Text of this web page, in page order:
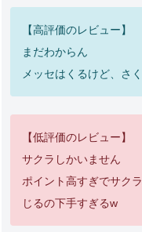
【高評価のレビュー】
まだわからん
メッセはくるけど、さ
【低評価のレビュー】
サクラしかいません
ポイント高すぎでサク
じるの下手すぎるw